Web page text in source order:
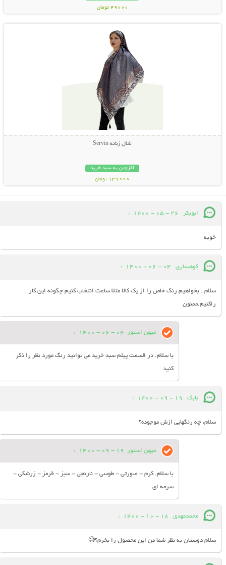
49000 تومان
نمایش توضیحات بیشتر
شال زنانه Servin
افزودن به سبد خرید
139000 تومان
ابوبکر 26 - 05 - 1400
:
خوبه
کوهساری 04 - 06 - 1400
:
سلام . بخواهیم رنگ خاص را از یک کالا مثلا ساعت انتخاب کنیم چگونه این کار
راکنیم.ممنون
میهن استور 04 - 06 - 1400
:
با سلام. در قسمت پیلم سبد خرید می توانید رنگ مورد نظر را ذکر
کنید
بابک 19 - 09 - 1400
:
سلام، چه رنگهایی ازش موجوده؟
میهن استور 19 - 09 - 1400
:
با سلام. کرم - صورتی - طوسی - نارنجی - سبز - قرمز - زرشکی -
سرمه ای
محمدمهدی 18 - 10 - 1400
:
سلام دوستان به نظر شما من این محصول را بخرم؟🧐